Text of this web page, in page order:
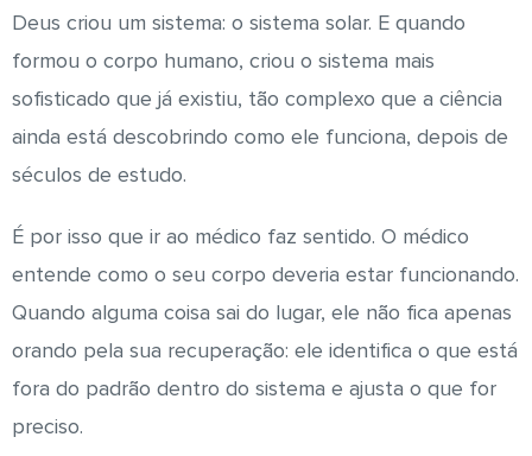
Deus criou um sistema: o sistema solar. E quando
formou o corpo humano, criou o sistema mais
sofisticado que já existiu, tão complexo que a ciência
ainda está descobrindo como ele funciona, depois de
séculos de estudo.
É por isso que ir ao médico faz sentido. O médico
entende como o seu corpo deveria estar funcionando.
Quando alguma coisa sai do lugar, ele não fica apenas
orando pela sua recuperação: ele identifica o que está
fora do padrão dentro do sistema e ajusta o que for
preciso.